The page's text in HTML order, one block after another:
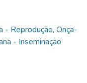
- Reprodução, Onça-
- Inseminação